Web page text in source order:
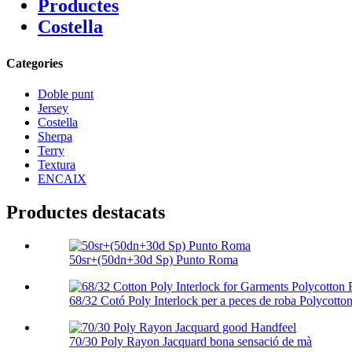
Productes
Costella
Categories
Doble punt
Jersey
Costella
Sherpa
Terry
Textura
ENCAIX
Productes destacats
50sr+(50dn+30d Sp) Punto Roma
68/32 Cotó Poly Interlock per a peces de roba
70/30 Poly Rayon Jacquard bona sensació de mà